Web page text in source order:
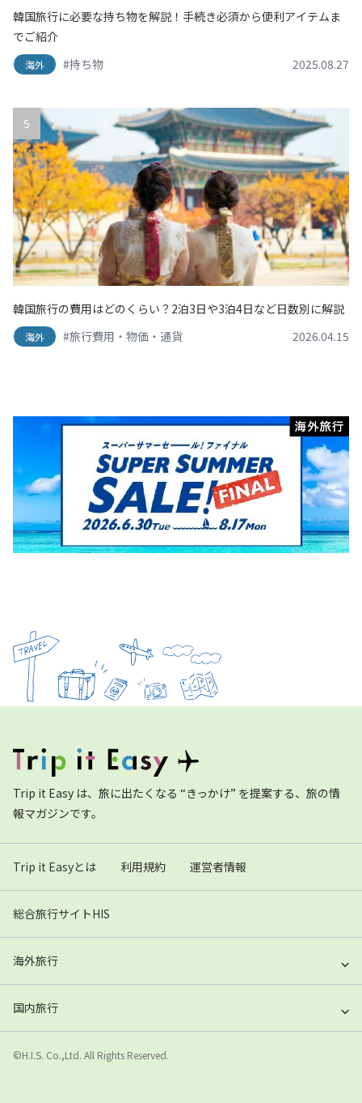
韓国旅行に必要な持ち物を解説！手続き必須から便利アイテムま
でご紹介
海外 #持ち物 2025.08.27
5
韓国旅行の費用はどのくらい？2泊3日や3泊4日など日数別に解説
海外 #旅行費用・物価・通貨 2026.04.15
Trip it Easy は、旅に出たくなる “きっかけ” を提案する、旅の情
報マガジンです。
Trip it Easyとは 利用規約 運営者情報
総合旅行サイトHIS
海外旅行
国内旅行
©H.I.S. Co.,Ltd. All Rights Reserved.